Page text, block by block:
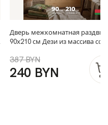
Дверь межкомнатная
90х210 см Дези из массива
дверь купе для дома и бани, в
скандинавском стиле
387 BYN
240 BYN